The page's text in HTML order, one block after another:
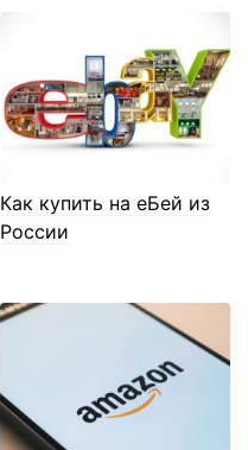
Как купить на еБей из
России